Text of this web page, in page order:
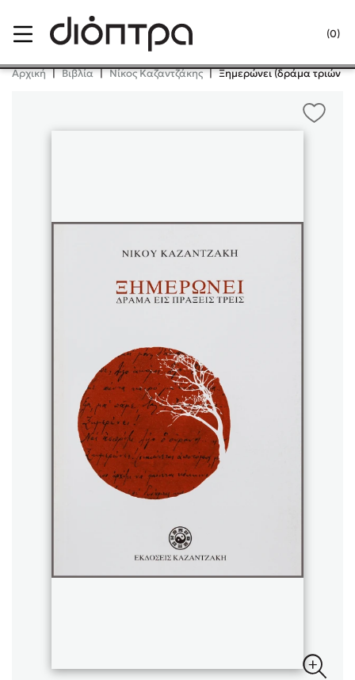
(0)
Κλείσιμο
Δημοφιλή Βιβλία
Χάρης Πολίτης
Sebastian Fitzek
Playlist
Αρχική | Βιβλία | Νίκος Καζαντζάκης | Ξημερώνει (δράμα τριών